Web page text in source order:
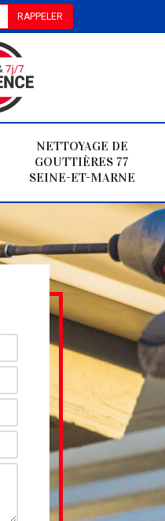
NETTOYAGE DE
GOUTTIÈRES 77
SEINE-ET-MARNE